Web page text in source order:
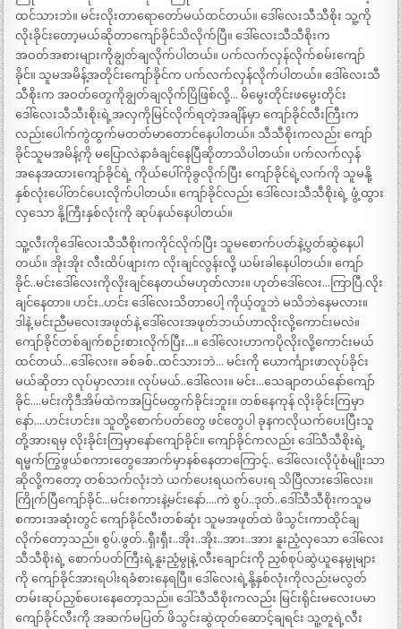
ထင်သားဘဲ။ မင်းလိုးတာရောတော်မယ်ထင်တယ်။ ဒေါ်လေးသီသီစိုး သူ့ကို
လိုးခိုင်းတော့မယ်ဆိုတာကျော်ခိုင်သိလိုက်ပြီ။ ဒေါ်လေးသီသီစိုးက
အဝတ်အစားများကိုချွတ်ချလိုက်ပါတယ်။ ပက်လက်လှန်လိုက်စမ်းကျော်
ခိုင်။ သူမအမိန့်အတိုင်းကျော်ခိုင်က ပက်လက်လှန်လိုက်ပါတယ်။ ဒေါ်လေးသီ
သီစိုးက အဝတ်တွေကိုချွတ်ချလိုက်ပြိဖြစ်လို့… မိမွေးတိုင်းဖမွေးတိုင်း
ဒေါ်လေးသီသီးစိုးရဲ့အလှကိုမြင်လိုက်ရတဲ့အချိန်မှာ ကျော်ခိုင်လီးကြီးက
လည်းပေါက်ကွဲထွက်မတတ်မာတောင်နေပါတယ်။ သီသီစိုးကလည်း ကျော်
ခိုင်သူမအမိန့်ကို မပြောလဲနာခံချင်နေပြီဆိုတာသိပါတယ်။ ပက်လက်လှန်
အနေအထားကျော်ခိုင်ရဲ့ ကိုယ်ပေါ်ကိုခွလိုက်ပြီး ကျော်ခိုင်ရဲ့လက်ကို သူမနို့
နှစ်လုံးပေါ်တင်ပေးလိုက်ပါတယ်။ ကျော်ခိုင်လည်း ဒေါ်လေးသီသီစိုးရဲ့ ဖွံ့ထွား
လှသော နို့ကြီးနှစ်လုံးကို ဆုပ်နယ်နေပါတယ်။
သူ့လီးကိုဒေါ်လေးသီသီစိုးကကိုင်လိုက်ပြီး သူမစောက်ပတ်နဲ့ပွတ်ဆွဲနေပါ
တယ်။ အိုးအိုး လီးထိပ်ဖျားက လိုးချင်လွန်းလို့ ယမ်းခါနေပါတယ်။ ကျော်
ခိုင်..မင်းဒေါ်လေးကိုလိုးချင်နေတယ်မဟုတ်လား။ ဟုတ်ဒေါ်လေး…ကြာပြီ.လိုး
ချင်နေတာ။ ဟင်း..ဟင်း ဒေါ်လေးသိတာပေါ့ ကိုယ့်တူဘဲ မသိဘဲနေမလား။
ဒါနဲ့ မင်းညီမလေးအဖုတ်နဲ့ ဒေါ်လေးအဖုတ်ဘယ်ဟာလိုးလို့ကောင်းမလဲ။
ကျော်ခိုင်တစ်ချက်စဉ်းစားလိုက်ပြီး…။ ဒေါ်လေးဟာကပိုလိုးလို့ကောင်းမယ်
ထင်တယ်…ဒေါ်လေး။ ခစ်ခစ်..ထင်သားဘဲ… မင်းကို ယောင်္ကျားဖာလုပ်ခိုင်း
မယ်ဆိုတာ လုပ်မှာလား။ လုပ်မယ်..ဒေါ်လေး။ မင်း…သေချာတယ်နော်ကျော်
ခိုင်….မင်းကိုဒီအိမ်ထဲကအပြင်မထွက်ခိုင်းဘူး။ တစ်နေကုန် လိုးခိုင်းကြမှာ
နော်….ဟင်းဟင်း။ သူတို့စောက်ပတ်တွေ ဖင်တွေပါ ခုနကလိုယက်ပေးပြီးသူ
တို့အားရမှ လိုးခိုင်းကြမှာနော်ကျော်ခိုင်။ ကျော်ခိုင်ကလည်း ဒေါ်သီသီစိုးရဲ့
ရမ္မက်ကြွဖွယ်စကားတွေအောက်မှာနစ်နေတာကြောင့်.. ဒေါ်လေးလိုပုံစံမျိုးသာ
ဆိုလို့ကတော့ တစ်သက်လုံးဘဲ ယက်ပေးရယက်ပေးရ သိပြီလားဒေါ်လေး။
ကြိုက်ပြီကျော်ခိုင်…မင်းစကားနဲ့မင်းနော်….ကဲ စွပ်..ဒုတ်..ဒေါ်သီသီစိုးကသူမ
စကားအဆုံးတွင် ကျော်ခိုင်လီးတစ်ဆုံး သူမအဖုတ်ထဲ ဖိသွင်းကာထိုင်ချ
လိုက်တော့သည်။ စွပ်.ဖွတ်..ရှီးရှီး..အိုး..အိုး..အား..အား နူးညံ့လှသော ဒေါ်လေး
သီသီစိုးရဲ့ စောက်ပတ်ကြီးရဲ့နူးညံ့မွုနဲ့ လီးချောင်းကို ညှစ်စုပ်ဆွဲယူနေမွုများ
ကို ကျော်ခိုင်အားရပါးရခံစားနေရပြီ။ ဒေါ်လေးရဲ့နို့နှစ်လုံးကိုလည်းမလွတ်
တမ်းဆုပ်ညှစ်ပေးနေတော့သည်။ ဒေါ်သီသီစိုးကလည်း မြင်းရိုင်းမလေးပမာ
ကျော်ခိုင်လီးကို အဆက်မပြတ် ဖိသွင်းဆွဲထုတ်ဆောင့်ချရင်း သူ့တူရဲ့လီး